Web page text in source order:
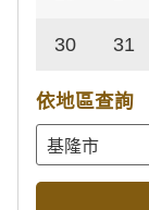
30 31
依地區查詢